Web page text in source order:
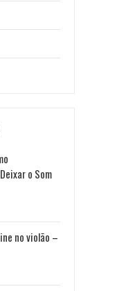
o Som
no violão –